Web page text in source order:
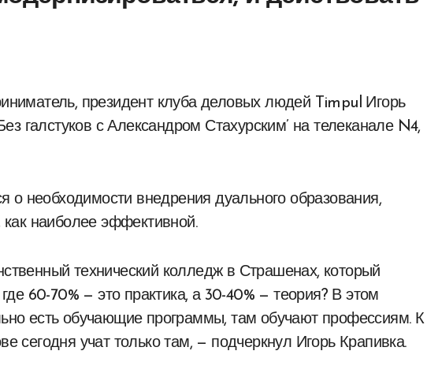
галстуков с Александром Стахурским’ на телеканале N4,
о необходимости внедрения дуального образования,
наиболее эффективной.
технический колледж в Страшенах, который
60-70% — это практика, а 30-40% — теория? В этом
есть обучающие программы, там обучают профессиям. К
сегодня учат только там, — подчеркнул Игорь Крапивка.